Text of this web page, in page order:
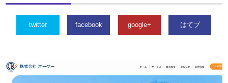
twitter facebook google+ はてブ